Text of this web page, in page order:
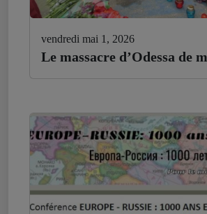
vendredi mai 1, 2026
Le massacre d’Odessa de